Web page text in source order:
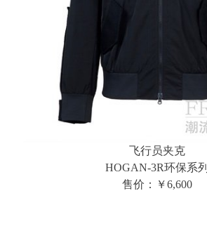
飞行员夹克
HOGAN-3R环保系列
售价：￥6,600